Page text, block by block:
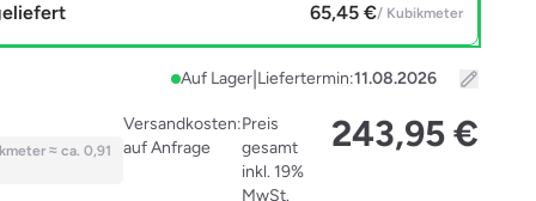
65,45 €/ Kubikmeter
Auf Lager|Liefertermin:
≈ ca. 0,91
Versandkosten:
auf Anfrage
Preis
gesamt
inkl. 19%
MwSt.
243,95 €